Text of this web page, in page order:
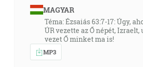
MAGYAR
Téma: Ézsaiás 63:7-17: Úgy,
ÚR vezette az Ő népét,
vezet Ő minket ma is!
MP3